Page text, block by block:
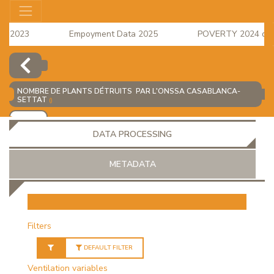
2023 Empoyment Data 2025
POVERTY 2024
Index for April 2026 is available
NOMBRE DE PLANTS DÉTRUITS PAR L'ONSSA CASABLANCA-
SETTAT ()
ADD
DATA PROCESSING
METADATA
Filters
DEFAULT FILTER
Ventilation variables